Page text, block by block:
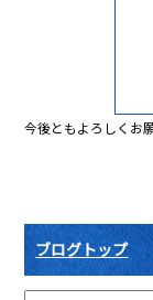
今後ともよろしくお
ブログトップ